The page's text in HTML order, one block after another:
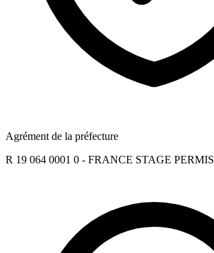
Agrément de la préfecture
R 19 064 0001 0 - FRANCE STAGE PERMIS